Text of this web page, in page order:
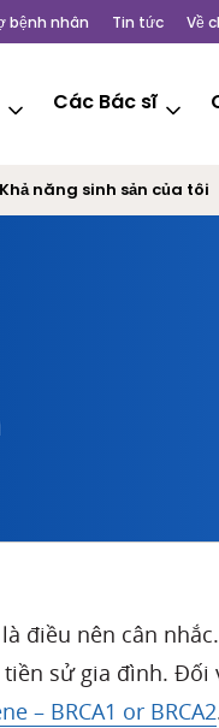
bệnh nhân Tin tức Về
Các Bác sĩ
Khả năng sinh sản của tôi
nên cân
sử gia đình.
– BRCA1 or BRCA2